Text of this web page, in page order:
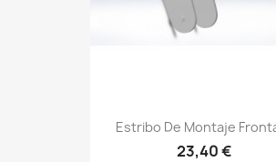
Estribo De Montaje
23,40 €